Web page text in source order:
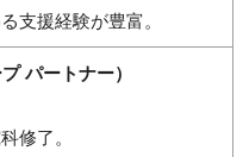
支援経験が豊富。
パートナー）
修了。